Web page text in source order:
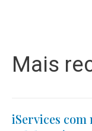
Mais
iServices com